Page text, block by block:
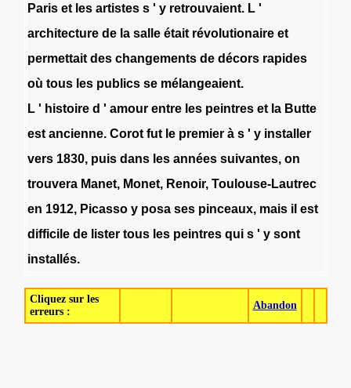
Paris et les artistes s ' y retrouvaient. L '
architecture de la salle était révolutionaire et
permettait des changements de décors rapides
où tous les publics se mélangeaient.
L ' histoire d ' amour entre les peintres et la Butte
est ancienne. Corot fut le premier à s ' y installer
vers 1830, puis dans les années suivantes, on
trouvera Manet, Monet, Renoir, Toulouse-Lautrec
en 1912, Picasso y posa ses pinceaux, mais il est
difficile de lister tous les peintres qui s ' y sont
installés.
Cliquez sur les
erreurs :
Abandon